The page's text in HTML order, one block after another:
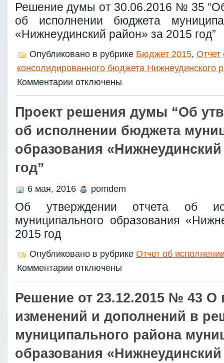
Решение думы от 30.06.2016 № 35
об исполнении бюджета
«Нижнеудинский район» за 2015 год”
Опубликовано в рубрике Бюджет 2015, Отчет
консолидированного бюджета Нижнеудинского
Комментарии записи
Решение
от
№
“Об
утверждении
бюджета
образования
«Нижнеудинский
район»
отключены
Проект решения думы “Об
об исполнении бюджета
образования «Нижнеудинский
год”
6 мая, 2016 pomdem
Об утверждении отчета об
муниципального образования
2015 год
Опубликовано в рубрике Отчет об
Комментарии записи
Проект
думы
утверждении
об
исполнении
бюджета
муниципального
отключены
Решение от 23.12.2015 № 43 О
изменений и дополнений в
муниципального района
образования